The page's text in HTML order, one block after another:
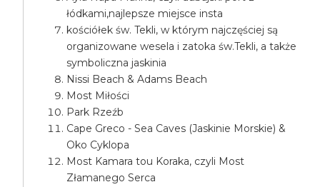
łódkami,najlepsze miejsce insta
kościółek św. Tekli, w którym najczęściej są
organizowane wesela i zatoka św.Tekli, a także
symboliczna jaskinia
Nissi Beach & Adams Beach
Most Miłości
Park Rzeźb
Cape Greco - Sea Caves (Jaskinie Morskie) &
Oko Cyklopa
Most Kamara tou Koraka, czyli Most
Złamanego Serca